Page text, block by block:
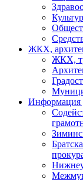
ЖКХ,
ЖКХ,
Информация